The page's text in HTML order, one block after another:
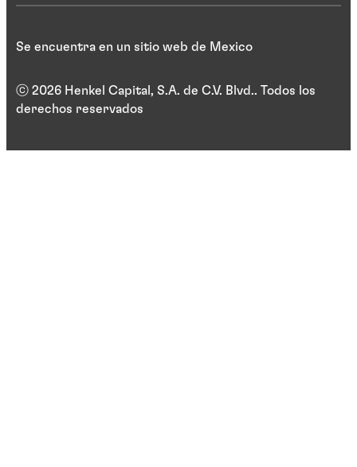
ⓒ 2026 Henkel Capital, S.A. de C.V. Blvd.. Todos los
derechos reservados
Se encuentra en un sitio web de Mexico